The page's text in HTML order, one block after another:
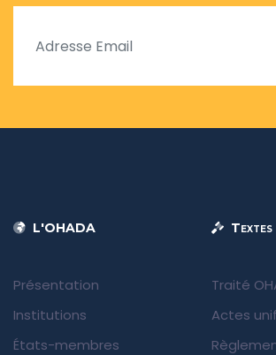
L'OHADA
Présentation
Institutions
États-membres
Traité
Actes